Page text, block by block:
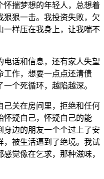
怀揣梦想的年轻人，总想着
狠狠一击。我投资失败，欠
一样压在我身上，让我喘不
电话和信息，还有家人失望
工作，想要一点点还清债
个死循环，越陷越深。
己关在房间里，拒绝和任何
怀疑自己，怀疑自己的能
身边的朋友一个个过上了安
，被生活逼到了绝境。我试
觉像在乞求，那种滋味，